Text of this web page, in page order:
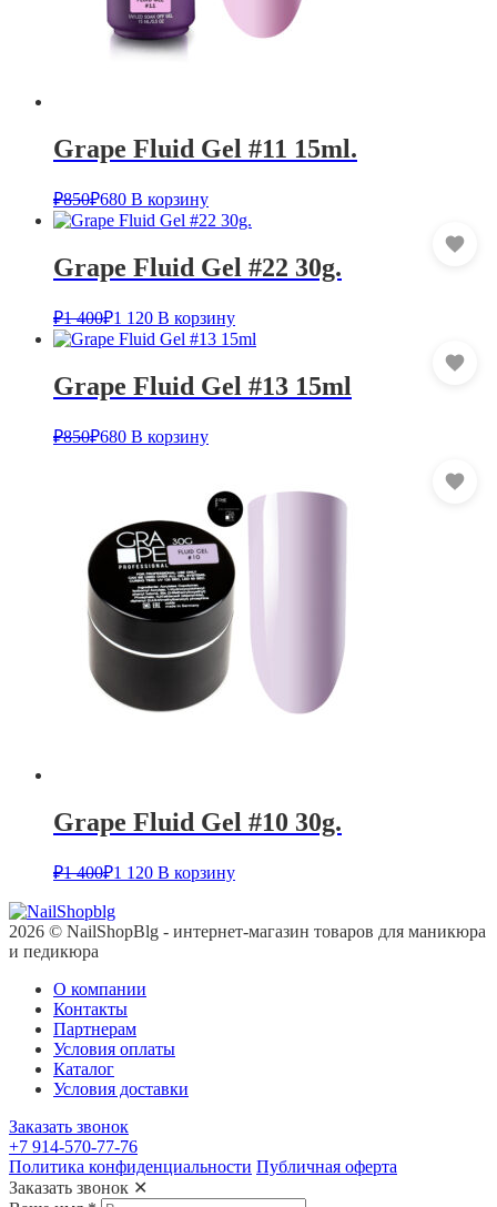
Grape Fluid Gel #11 15ml.
₽850₽680 В корзину
Grape Fluid Gel #22 30g.
₽1 400₽1 120 В корзину
Grape Fluid Gel #13 15ml
₽850₽680 В корзину
Grape Fluid Gel #10 30g.
₽1 400₽1 120 В корзину
2026 © NailShopBlg - интернет-магазин товаров для маникюра
и педикюра
О компании
Контакты
Партнерам
Условия оплаты
Каталог
Условия доставки
Заказать звонок
+7 914-570-77-76
Политика конфиденциальности Публичная оферта
Заказать звонок ✕